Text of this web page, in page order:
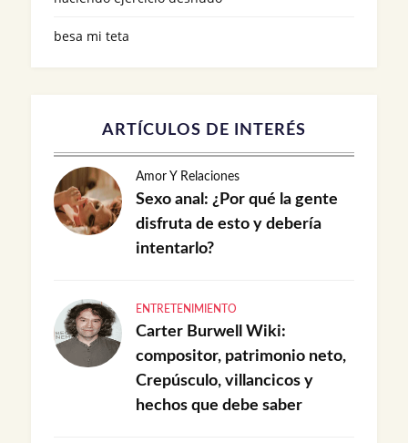
besa mi teta
ARTÍCULOS DE INTERÉS
Amor Y Relaciones
Sexo anal: ¿Por qué la gente
disfruta de esto y debería
intentarlo?
ENTRETENIMIENTO
Carter Burwell Wiki:
compositor, patrimonio neto,
Crepúsculo, villancicos y
hechos que debe saber